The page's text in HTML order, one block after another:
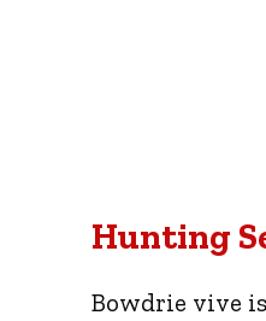
Hunting
Bowdrie vive